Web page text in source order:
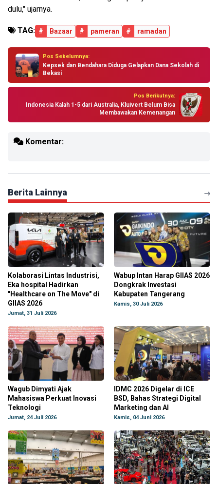
dulu," ujarnya.
TAG: # Bazaar # pameran # ramadan
Pos Sebelumnya:
Kepsek dan Bendahara Diduga Gelapkan Dana Sekolah di
Bekasi
Pos Berikutnya:
Indonesia Kalah 1-5 dari Australia, Kluivert Belum Bisa
Membawakan Kemenangan
Komentar:
Berita Lainnya
Kolaborasi Lintas Industrisi,
Eka hospital Hadirkan
"Healthcare on The Move" di
GIIAS 2026
Jumat, 31 Juli 2026
Wabup Intan Harap GIIAS 2026
Dongkrak Investasi
Kabupaten Tangerang
Kamis, 30 Juli 2026
Wagub Dimyati Ajak
Mahasiswa Perkuat Inovasi
Teknologi
Jumat, 24 Juli 2026
IDMC 2026 Digelar di ICE
BSD, Bahas Strategi Digital
Marketing dan AI
Kamis, 04 Juni 2026